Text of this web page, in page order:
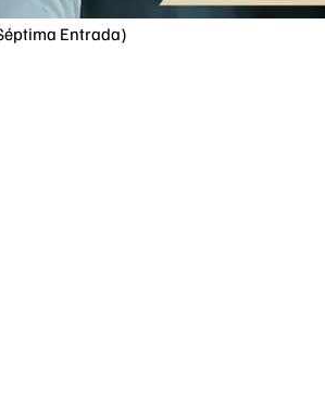
Entrada)